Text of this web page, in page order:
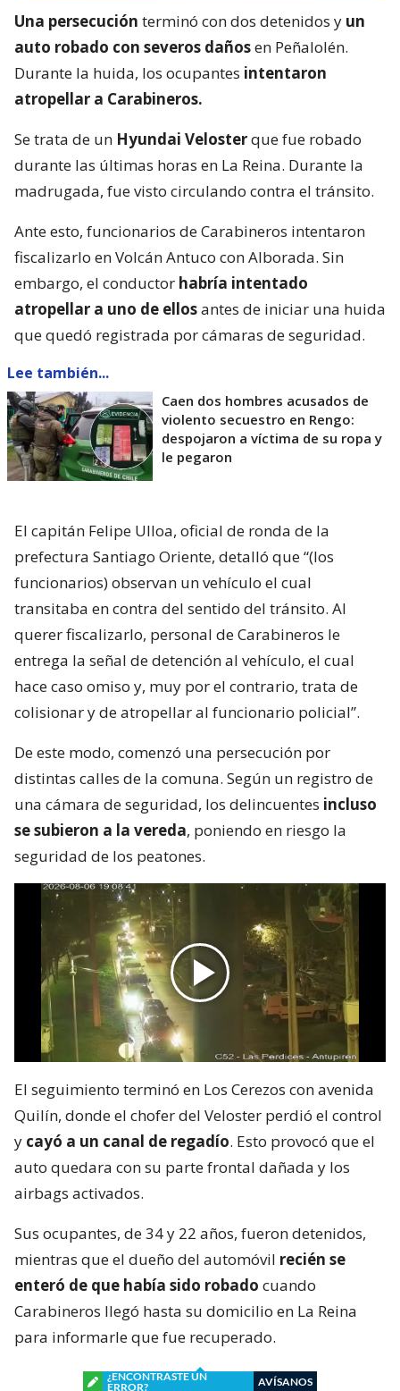
Una persecución terminó con dos detenidos y un
auto robado con severos dañosen Peñalolén.
Durante la huida, los ocupantes intentaron
atropellar a Carabineros.
Se trata de un Hyundai Velosterque fue robado
durante las últimas horas en La Reina. Durante la
madrugada, fue visto circulando contra el tránsito.
Ante esto, funcionarios de Carabineros intentaron
fiscalizarlo en Volcán Antuco con Alborada. Sin
embargo, el conductor habría intentado
atropellar a uno de ellosantes de iniciar una huida
que quedó registrada por cámaras de seguridad.
Lee también...
Caen dos hombres acusados de
violento secuestro en Rengo:
despojaron a víctima de su ropa y
le pegaron
El capitán Felipe Ulloa, oficial de ronda de la
prefectura Santiago Oriente, detalló que “(los
funcionarios) observan un vehículo el cual
transitaba en contra del sentido del tránsito. Al
querer fiscalizarlo, personal de Carabineros le
entrega la señal de detención al vehículo, el cual
hace caso omiso y, muy por el contrario, trata de
colisionar y de atropellar al funcionario policial”.
De este modo, comenzó una persecución por
distintas calles de la comuna. Según un registro de
una cámara de seguridad, los delincuentes incluso
se subieron a la vereda, poniendo en riesgo la
seguridad de los peatones.
El seguimiento terminó en Los Cerezos con avenida
Quilín, donde el chofer del Veloster perdió el control
y cayó a un canal de regadío. Esto provocó que el
auto quedara con su parte frontal dañada y los
airbags activados.
Sus ocupantes, de 34 y 22 años, fueron detenidos,
mientras que el dueño del automóvil recién se
enteró de que había sido robado cuando
Carabineros llegó hasta su domicilio en La Reina
para informarle que fue recuperado.
¿ENCONTRASTE UN
ERROR?
AVÍSANOS